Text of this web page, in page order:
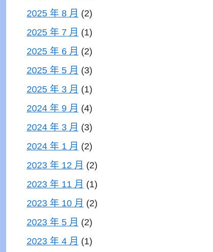
2025 年 8 月 (2)
2025 年 7 月 (1)
2025 年 6 月 (2)
2025 年 5 月 (3)
2025 年 3 月 (1)
2024 年 9 月 (4)
2024 年 3 月 (3)
2024 年 1 月 (2)
2023 年 12 月 (2)
2023 年 11 月 (1)
2023 年 10 月 (2)
2023 年 5 月 (2)
2023 年 4 月 (1)